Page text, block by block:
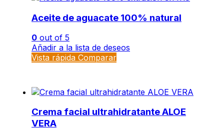
Aceite de aguacate 100% natural
0 out of 5
Añadir a la lista de deseos
Vista rápida Comparar
Crema facial ultrahidratante ALOE
VERA